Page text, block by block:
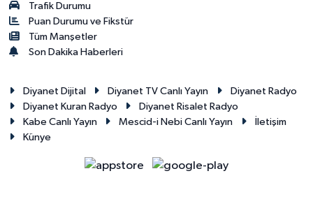
Trafik Durumu
Puan Durumu ve Fikstür
Tüm Manşetler
Son Dakika Haberleri
Diyanet Dijital Diyanet TV Canlı Yayın
Diyanet Radyo
Diyanet Kuran Radyo
Diyanet Risalet Radyo
Kabe Canlı Yayın
Mescid-i Nebi Canlı Yayın
İletişim
Künye